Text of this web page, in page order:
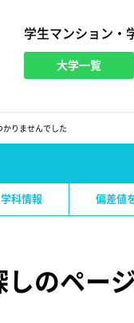
学生マンション・
大学一覧
かりませんでした
科情報 偏差値
しのペー